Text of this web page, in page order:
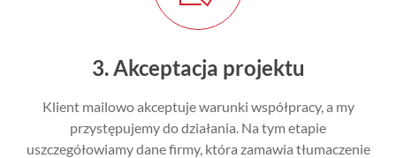
3. Akceptacja projektu
Klient mailowo akceptuje warunki współpracy, a my
przystępujemy do działania. Na tym etapie
uszczegółowiamy dane firmy, która zamawia tłumaczenie